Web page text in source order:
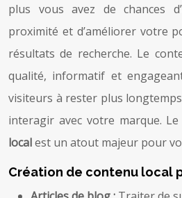
plus vous avez de chances
proximité et d’améliorer votre
résultats de recherche. Le
qualité, informatif et
visiteurs à rester plus
interagir avec votre marque. Le
localest un atout majeur pour
Création de contenu local